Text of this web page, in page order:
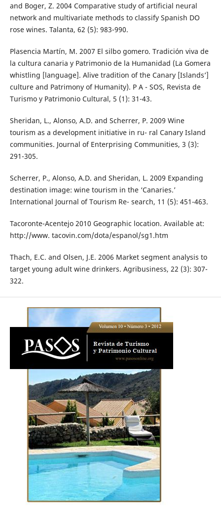
and Boger, Z. 2004 Comparative study of artificial neural
network and multivariate methods to classify Spanish DO
rose wines. Talanta, 62 (5): 983-990.
Plasencia Martín, M. 2007 El silbo gomero. Tradición viva de
la cultura canaria y Patrimonio de la Humanidad (La Gomera
whistling [language]. Alive tradition of the Canary [Islands’]
culture and Patrimony of Humanity). P A - SOS, Revista de
Turismo y Patrimonio Cultural, 5 (1): 31-43.
Sheridan, L., Alonso, A.D. and Scherrer, P. 2009 Wine
tourism as a development initiative in ru- ral Canary Island
communities. Journal of Enterprising Communities, 3 (3):
291-305.
Scherrer, P., Alonso, A.D. and Sheridan, L. 2009 Expanding
destination image: wine tourism in the ‘Canaries.’
International Journal of Tourism Re- search, 11 (5): 451-463.
Tacoronte-Acentejo 2010 Geographic location. Available at:
http://www. tacovin.com/dota/espanol/sg1.htm
Thach, E.C. and Olsen, J.E. 2006 Market segment analysis to
target young adult wine drinkers. Agribusiness, 22 (3): 307-
322.